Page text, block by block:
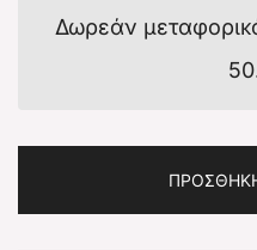
Δωρεάν